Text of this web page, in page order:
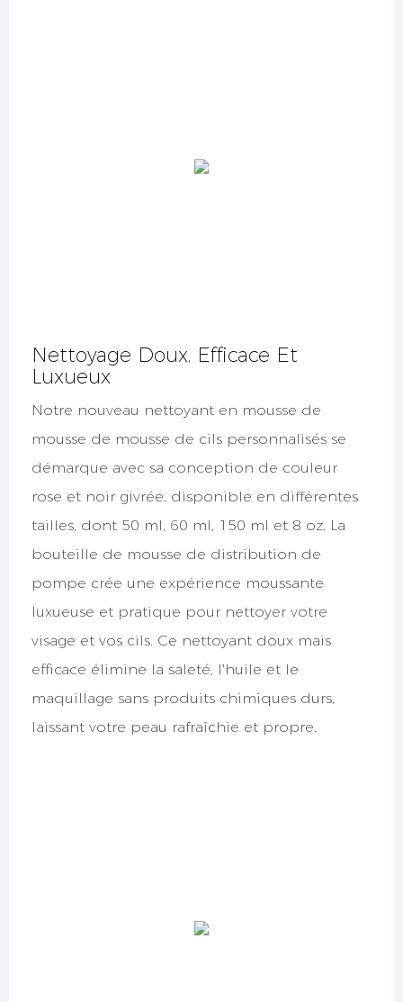
Nettoyage Doux, Efficace Et
Luxueux
Notre nouveau nettoyant en mousse de
mousse de mousse de cils personnalisés se
démarque avec sa conception de couleur
rose et noir givrée, disponible en différentes
tailles, dont 50 ml, 60 ml, 150 ml et 8 oz. La
bouteille de mousse de distribution de
pompe crée une expérience moussante
luxueuse et pratique pour nettoyer votre
visage et vos cils. Ce nettoyant doux mais
efficace élimine la saleté, l'huile et le
maquillage sans produits chimiques durs,
laissant votre peau rafraîchie et propre.